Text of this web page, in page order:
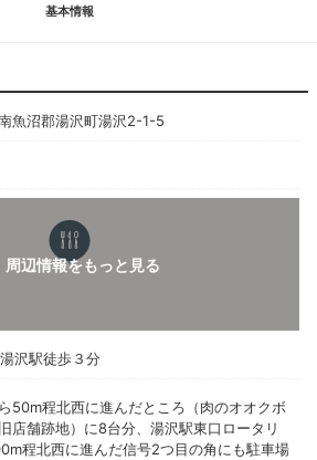
基本情報
魚沼郡湯沢町湯沢2-1-5
沢駅徒歩３分
50m程北西に進んだところ（肉のオオクボ
店舗跡地）に8台分、湯沢駅東口ロータリ
程北西に進んだ信号2つ目の角にも駐車場